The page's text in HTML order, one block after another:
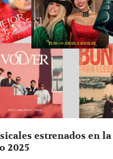
estrenados en
2025